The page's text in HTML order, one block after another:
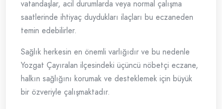
vatandaşlar, acil durumlarda veya normal çalışma
saatlerinde ihtiyaç duydukları ilaçları bu eczaneden
temin edebilirler.
Sağlık herkesin en önemli varlığıdır ve bu nedenle
Yozgat Çayıralan ilçesindeki üçüncü nöbetçi eczane,
halkın sağlığını korumak ve desteklemek için büyük
bir özveriyle çalışmaktadır.